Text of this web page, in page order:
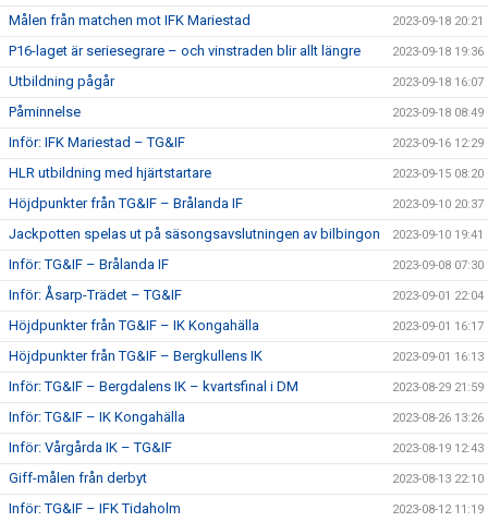
Målen från matchen mot IFK Mariestad 2023-09-18 20:21
P16-laget är seriesegrare – och vinstraden blir allt längre 2023-09-18 19:36
Utbildning pågår 2023-09-18 16:07
Påminnelse 2023-09-18 08:49
Inför: IFK Mariestad – TG&IF 2023-09-16 12:29
HLR utbildning med hjärtstartare 2023-09-15 08:20
Höjdpunkter från TG&IF – Brålanda IF 2023-09-10 20:37
Jackpotten spelas ut på säsongsavslutningen av bilbingon 2023-09-10 19:41
Inför: TG&IF – Brålanda IF 2023-09-08 07:30
Inför: Åsarp-Trädet – TG&IF 2023-09-01 22:04
Höjdpunkter från TG&IF – IK Kongahälla 2023-09-01 16:17
Höjdpunkter från TG&IF – Bergkullens IK 2023-09-01 16:13
Inför: TG&IF – Bergdalens IK – kvartsfinal i DM 2023-08-29 21:59
Inför: TG&IF – IK Kongahälla 2023-08-26 13:26
Inför: Vårgårda IK – TG&IF 2023-08-19 12:43
Giff-målen från derbyt 2023-08-13 22:10
Inför: TG&IF – IFK Tidaholm 2023-08-12 11:19